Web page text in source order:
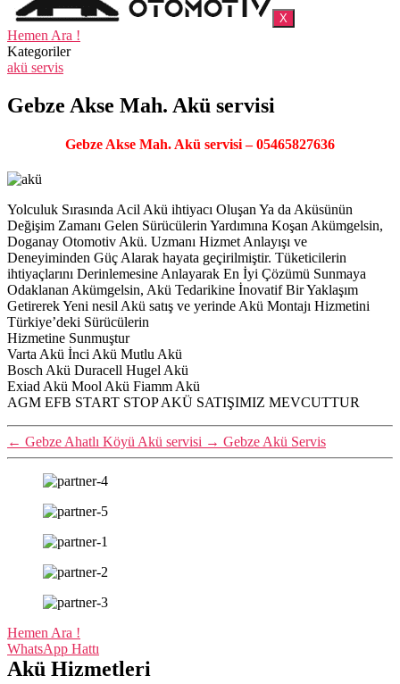
X
Hemen Ara !
Kategoriler
akü servis
Gebze Akse Mah. Akü servisi
Gebze Akse Mah. Akü servisi – 05465827636
Yolculuk Sırasında Acil Akü ihtiyacı Oluşan Ya da Aküsünün
Değişim Zamanı Gelen Sürücülerin Yardımına Koşan Akümgelsin,
Doganay Otomotiv Akü. Uzmanı Hizmet Anlayışı ve
Deneyiminden Güç Alarak hayata geçirilmiştir. Tüketicilerin
ihtiyaçlarını Derinlemesine Anlayarak En İyi Çözümü Sunmaya
Odaklanan Akümgelsin, Akü Tedarikine İnovatif Bir Yaklaşım
Getirerek Yeni nesil Akü satış ve yerinde Akü Montajı Hizmetini
Türkiye’deki Sürücülerin
Hizmetine Sunmuştur
Varta Akü İnci Akü Mutlu Akü
Bosch Akü Duracell Hugel Akü
Exiad Akü Mool Akü Fiamm Akü
AGM EFB START STOP AKÜ SATIŞIMIZ MEVCUTTUR
← Gebze Ahatlı Köyü Akü servisi → Gebze Akü Servis
Hemen Ara !
WhatsApp Hattı
Akü Hizmetleri